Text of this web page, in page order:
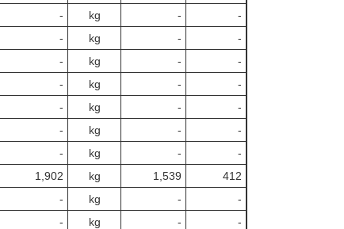
‐ kg -
‐
‐ kg -
‐
‐ kg -
‐
‐ kg -
‐
‐ kg -
‐
‐ kg -
‐
‐ kg -
‐
1,902 kg 1,539
412
‐ kg -
‐
‐ kg -
‐